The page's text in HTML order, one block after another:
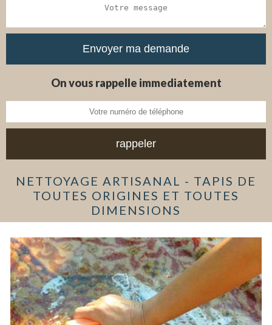
On vous rappelle immediatement
NETTOYAGE ARTISANAL - TAPIS DE
TOUTES ORIGINES ET TOUTES
DIMENSIONS